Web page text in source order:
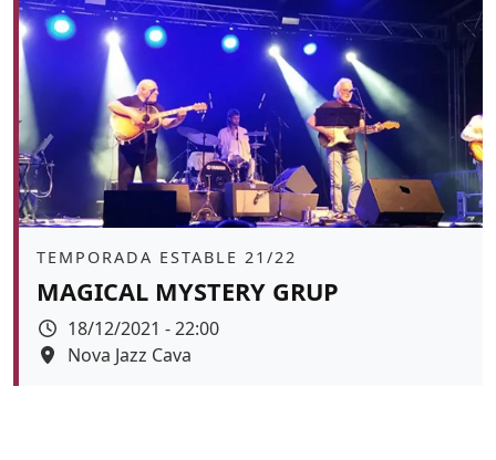
Àmbit
TEMPORADA ESTABLE 21/22
MAGICAL MYSTERY GRUP
Data
18/12/2021 - 22:00
Espai
Nova Jazz Cava